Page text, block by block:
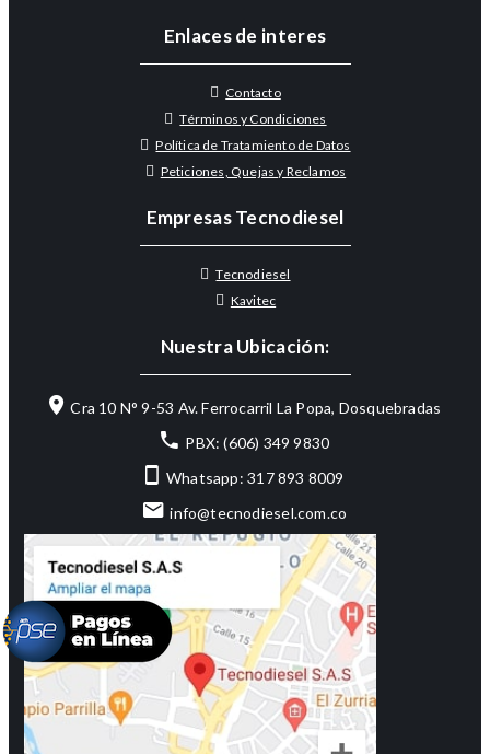
Enlaces de interes
Contacto
Términos y Condiciones
Política de Tratamiento de Datos
Peticiones, Quejas y Reclamos
Empresas Tecnodiesel
Tecnodiesel
Kavitec
Nuestra Ubicación:
Cra 10 N° 9-53 Av. Ferrocarril La Popa, Dosquebradas
PBX: (606) 349 9830
Whatsapp: 317 893 8009
info@tecnodiesel.com.co